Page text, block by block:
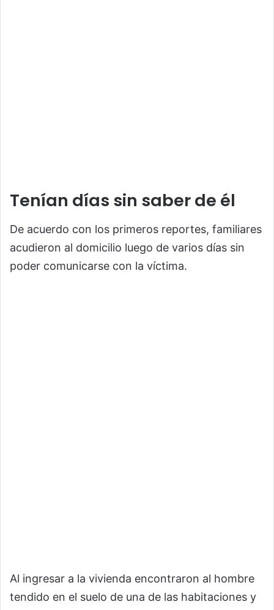
Tenían días sin saber de él
De acuerdo con los primeros reportes, familiares
acudieron al domicilio luego de varios días sin
poder comunicarse con la víctima.
Al ingresar a la vivienda encontraron al hombre
tendido en el suelo de una de las habitaciones y